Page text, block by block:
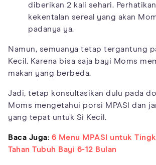
diberikan 2 kali sehari.
kekentalan sereal yang akan
padanya ya.
Namun, semuanya tetap tergantung
Kecil. Karena bisa saja bayi Moms
makan yang berbeda.
Jadi, tetap konsultasikan dulu pada
Moms mengetahui porsi MPASI dan
yang tepat untuk Si Kecil.
Baca Juga: 6 Menu MPASI untuk
Tahan Tubuh Bayi 6-12 Bulan